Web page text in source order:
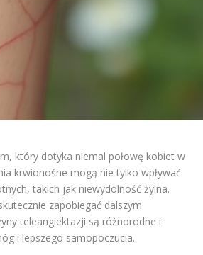
który dotyka niemal połowę kobiet w
krwionośne mogą nie tylko wpływać
takich jak niewydolność żylna.
zapobiegać dalszym
teleangiektazji są różnorodne i
i lepszego samopoczucia.